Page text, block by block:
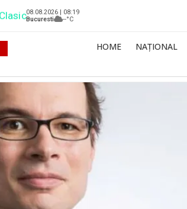
08.08.2026 | 08:19
Bucuresti
--°C
HOME NAȚIONAL